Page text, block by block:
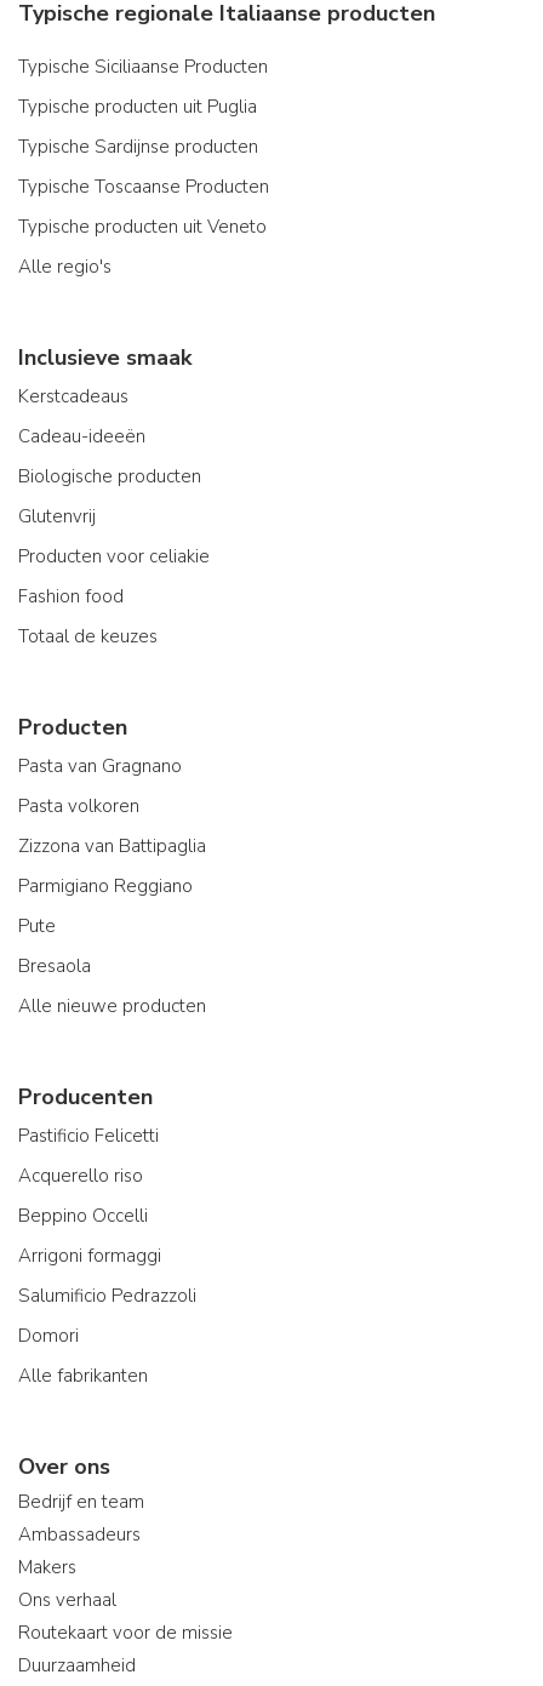
Typische regionale Italiaanse producten
Typische Siciliaanse Producten
Typische producten uit Puglia
Typische Sardijnse producten
Typische Toscaanse Producten
Typische producten uit Veneto
Alle regio's
Inclusieve smaak
Kerstcadeaus
Cadeau-ideeën
Biologische producten
Glutenvrij
Producten voor celiakie
Fashion food
Totaal de keuzes
Producten
Pasta van Gragnano
Pasta volkoren
Zizzona van Battipaglia
Parmigiano Reggiano
Pute
Bresaola
Alle nieuwe producten
Producenten
Pastificio Felicetti
Acquerello riso
Beppino Occelli
Arrigoni formaggi
Salumificio Pedrazzoli
Domori
Alle fabrikanten
Over ons
Bedrijf en team
Ambassadeurs
Makers
Ons verhaal
Routekaart voor de missie
Duurzaamheid